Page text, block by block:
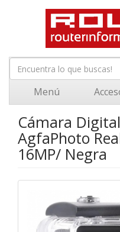
Menú
Cámara
AgfaPhoto
16MP/ Negra